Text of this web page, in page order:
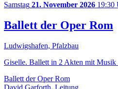
Samstag 21. November 2026 19:30
Ballett der Oper Rom
Ludwigshafen, Pfalzbau
Giselle. Ballett in 2 Akten mit
Ballett der Oper Rom
David Garforth, Leitung